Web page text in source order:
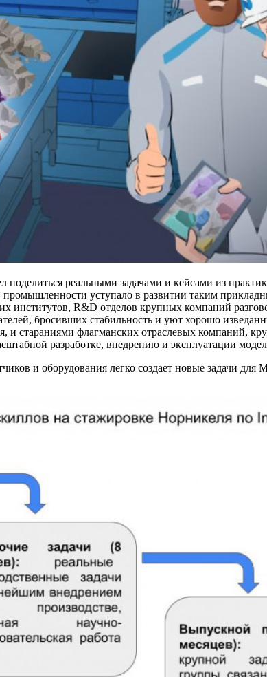
поделиться реальными задачами и кейсами из
промышленности уступало в развитии таким
институтов, R&D отделов крупных компаний
бросивших стабильность и уют хорошо
и стараниями флагманских отраслевых компаний,
разработке, внедрению и эксплуатации
и оборудования легко создает новые задачи